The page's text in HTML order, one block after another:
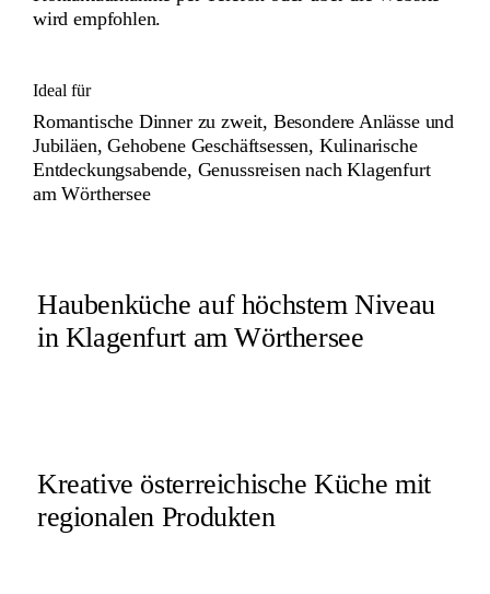
wird empfohlen.
Ideal für
Romantische Dinner zu zweit, Besondere Anlässe und
Jubiläen, Gehobene Geschäftsessen, Kulinarische
Entdeckungsabende, Genussreisen nach Klagenfurt
am Wörthersee
Haubenküche auf höchstem Niveau
in Klagenfurt am Wörthersee
Kreative österreichische Küche mit
regionalen Produkten